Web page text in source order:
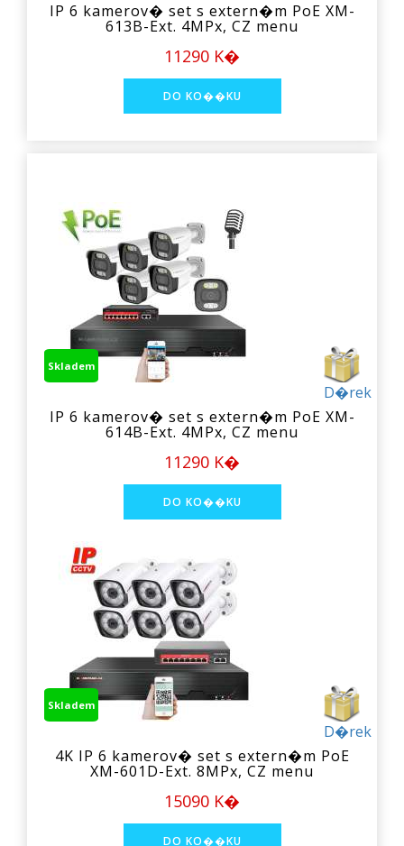
IP 6 kamerov� set s extern�m PoE XM-
613B-Ext. 4MPx, CZ menu
11290 K�
D�rek
Skladem
IP 6 kamerov� set s extern�m PoE XM-
614B-Ext. 4MPx, CZ menu
11290 K�
D�rek
Skladem
4K IP 6 kamerov� set s extern�m PoE
XM-601D-Ext. 8MPx, CZ menu
15090 K�